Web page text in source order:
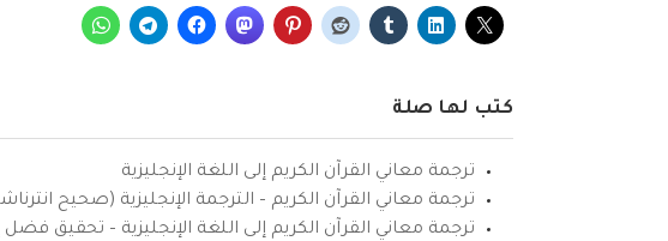
كتب لها صلة
ترجمة معاني القرآن الكريم إلى اللغة الإنجليزية
ترجمة معاني القرآن الكريم – الترجمة الإنجليزية (صحيح
ترجمة معاني القرآن الكريم إلى اللغة الإنجليزية – تحقيق